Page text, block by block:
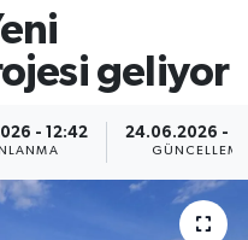
geliyor
- 12:42 24.06.2026 -
GÜNCELLEME